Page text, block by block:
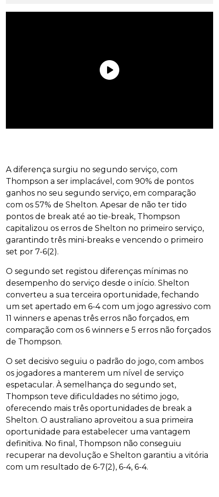
A diferença surgiu no segundo serviço, com
Thompson a ser implacável, com 90% de pontos
ganhos no seu segundo serviço, em comparação
com os 57% de Shelton. Apesar de não ter tido
pontos de break até ao tie-break, Thompson
capitalizou os erros de Shelton no primeiro serviço,
garantindo três mini-breaks e vencendo o primeiro
set por 7-6(2).
O segundo set registou diferenças mínimas no
desempenho do serviço desde o início. Shelton
converteu a sua terceira oportunidade, fechando
um set apertado em 6-4 com um jogo agressivo com
11 winners e apenas três erros não forçados, em
comparação com os 6 winners e 5 erros não forçados
de Thompson.
O set decisivo seguiu o padrão do jogo, com ambos
os jogadores a manterem um nível de serviço
espetacular. À semelhança do segundo set,
Thompson teve dificuldades no sétimo jogo,
oferecendo mais três oportunidades de break a
Shelton. O australiano aproveitou a sua primeira
oportunidade para estabelecer uma vantagem
definitiva. No final, Thompson não conseguiu
recuperar na devolução e Shelton garantiu a vitória
com um resultado de 6-7(2), 6-4, 6-4.